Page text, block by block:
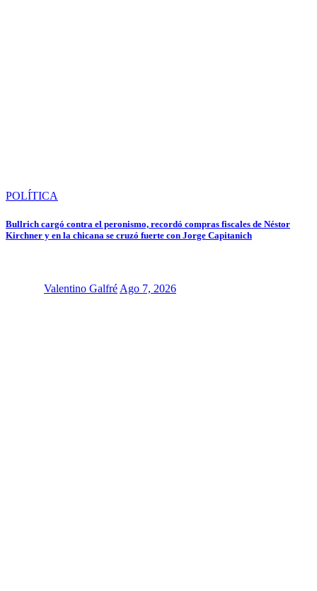
POLÍTICA
Bullrich cargó contra el peronismo, recordó compras fiscales de Néstor
Kirchner y en la chicana se cruzó fuerte con Jorge Capitanich
Valentino Galfré Ago 7, 2026